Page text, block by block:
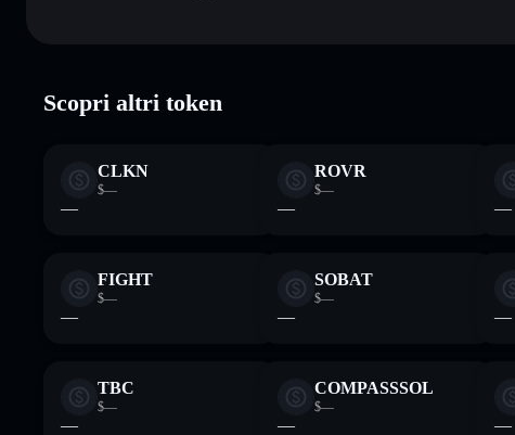
Scopri altri token
CLKN
$—
—
ROVR
$—
— —
FIGHT
$—
—
SOBAT
$—
— —
TBC
$—
—
COMPASSSOL
$—
— —